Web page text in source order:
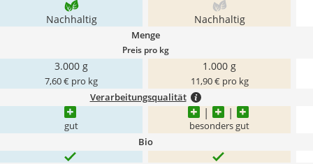
Nachhaltig Nachhaltig
Menge
Preis pro kg
3.000 g
7,60 € pro kg
1.000 g
11,90 € pro kg
Verarbeitungsqualität
gut besonders gut
Bio